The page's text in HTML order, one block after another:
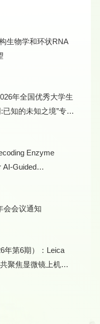
生物学和环状RNA
年全国优秀大学生
已知的未知之境”专家
Enzyme
AI-Guided
会会议通知
年第6期）：Leica
聚焦显微镜上机培